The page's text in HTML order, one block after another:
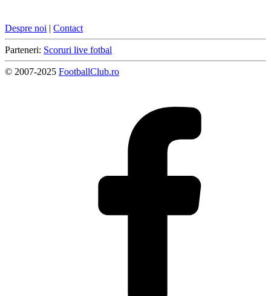
Despre noi | Contact
Parteneri: Scoruri live fotbal
© 2007-2025 FootballClub.ro